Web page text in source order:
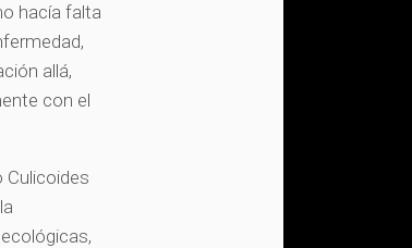
hacía falta
allá,
con el
Culicoides